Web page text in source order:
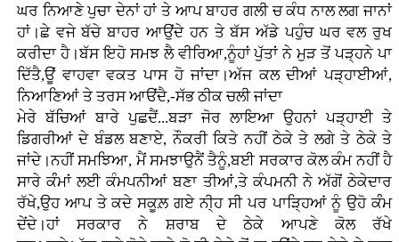
ਘਰ ਨਿਆਣੇ ਪੁਚਾ ਦੇਨਾਂ ਹਾਂ ਤੇ ਆਪ ਬਾਹਰ ਗਲੀ ਚ ਕੰਧ ਨਾਲ ਲਗ ਜਾਨਾਂ
ਹਾਂ।ਛੇ ਵਜੇ ਬੱਚੇ ਬਾਹਰ ਆਉਂਦੇ ਹਨ ਤੇ ਬੱਸ ਅੱਡੇ ਪਹੁੰਚ ਘਰ ਵਲ ਰੁਖ
ਕਰੀਦਾ ਹੈ।ਬੱਸ ਇਹੋ ਸਮਝ ਲੈ ਵੀਰਿਆ,ਨੂੰਹਾਂ ਪੁੱਤਾਂ ਨੇ ਮੁੜ ਤੋਂ ਪੜ੍ਹਨੇ ਪਾ
ਦਿੱਤੈ,ਊਂ ਵਾਹਵਾ ਵਕਤ ਪਾਸ ਹੋ ਜਾਂਦਾ।ਅੱਜ ਕਲ ਦੀਆਂ ਪੜ੍ਹਾਈਆਂ,
ਨਿਆਣਿਆਂ ਤੇ ਤਰਸ ਆੳਂਦੈ,-ਸੱਭ ਠੀਕ ਚਲੀ ਜਾਂਦਾ
ਮੇਰੇ ਬੱਚਿਆਂ ਬਾਰੇ ਪੁਛਦੈਂ...ਬੜਾ ਜੋਰ ਲਾਇਆ ਉਹਨਾਂ ਪੜ੍ਹਾਈ ਤੇ
ਡਿਗਰੀਆਂ ਦੇ ਬੰਡਲ ਬਣਾਏ, ਨੌਕਰੀ ਕਿਤੇ ਨਹੀਂ ਠੇਕੇ ਤੇ ਲਗੇ ਤੇ ਠੇਕੇ ਤੇ
ਜਾਂਦੇ।ਨਹੀਂ ਸਮਝਿਆ, ਮੈਂ ਸਮਝਾਉਨੈਂ ਤੈਨੂੰ,ਬਈ ਸਰਕਾਰ ਕੋਲ ਕੰਮ ਨਹੀਂ ਹੈ
ਸਾਰੇ ਕੰੰਮਾਂ ਲਈ ਕੰਮਪਨੀਆਂ ਬਣਾ ਤੀਆਂ,ਤੇ ਕੰਪਮਨੀ ਨੇ ਅੱਗੋਂ ਠੇਕੇਦਾਰ
ਰੱਖੇ,ਉਹ ਆਪ ਤੇ ਕਦੇ ਸਕੂਲ਼ ਗਏ ਨੀ੍ਹ ਸੀ ਪਰ ਪਾੜ੍ਹਿਆਂ ਨੂੰ ਉਹੋ ਕੰੰਮ
ਦੇਂਦੇ।ਹਾਂ ਸਰਕਾਰ ਨੇ ਸ਼ਰਾਬ ਦੇ ਠੇਕੇ ਆਪਣੇ ਕੋਲ ਰੱਖੇ